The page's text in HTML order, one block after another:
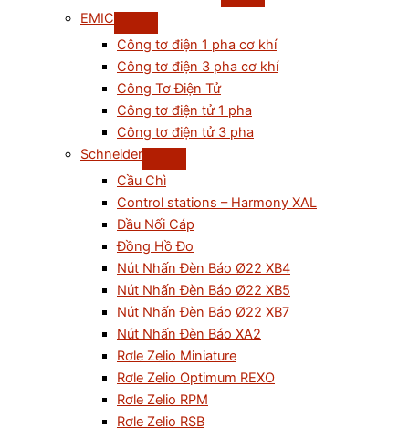
EMIC
Công tơ điện 1 pha cơ khí
Công tơ điện 3 pha cơ khí
Công Tơ Điện Tử
Công tơ điện tử 1 pha
Công tơ điện tử 3 pha
Schneider
Cầu Chì
Control stations – Harmony XAL
Đầu Nối Cáp
Đồng Hồ Đo
Nút Nhấn Đèn Báo Ø22 XB4
Nút Nhấn Đèn Báo Ø22 XB5
Nút Nhấn Đèn Báo Ø22 XB7
Nút Nhấn Đèn Báo XA2
Rơle Zelio Miniature
Rơle Zelio Optimum REXO
Rơle Zelio RPM
Rơle Zelio RSB